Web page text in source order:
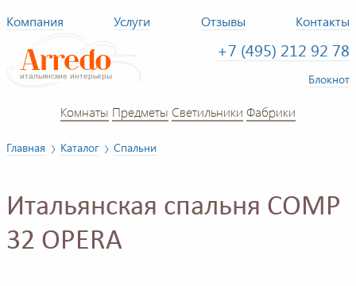
Компания Услуги Отзывы Контакты
+7 (495) 212 92 78
Блокнот
Комнаты Предметы Светильники Фабрики
Главная Каталог Спальни
Итальянская спальня COMP
32 OPERA